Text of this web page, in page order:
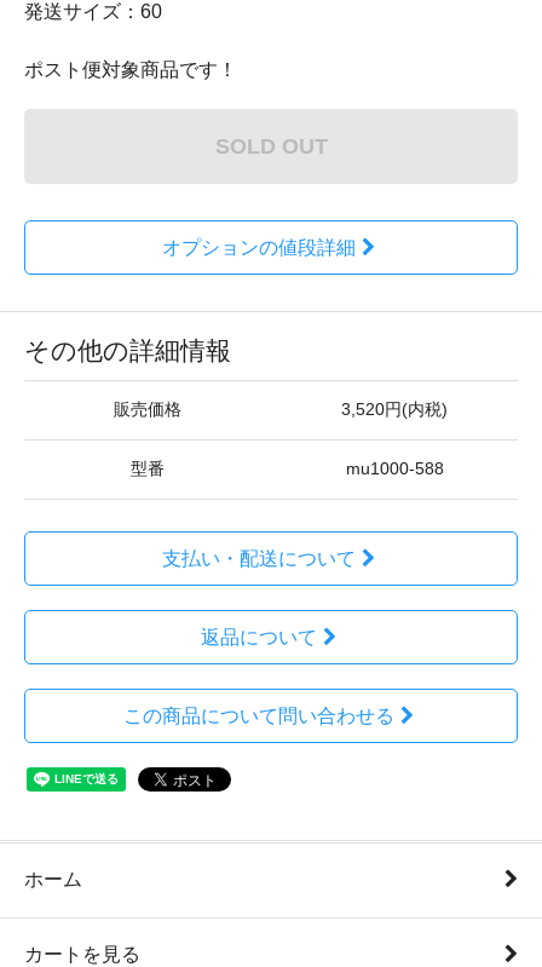
発送サイズ：60
ポスト便対象商品です！
SOLD OUT
オプションの値段詳細
その他の詳細情報
販売価格 3,520円(内税)
型番 mu1000-588
支払い・配送について
返品について
この商品について問い合わせる
ホーム
カートを見る